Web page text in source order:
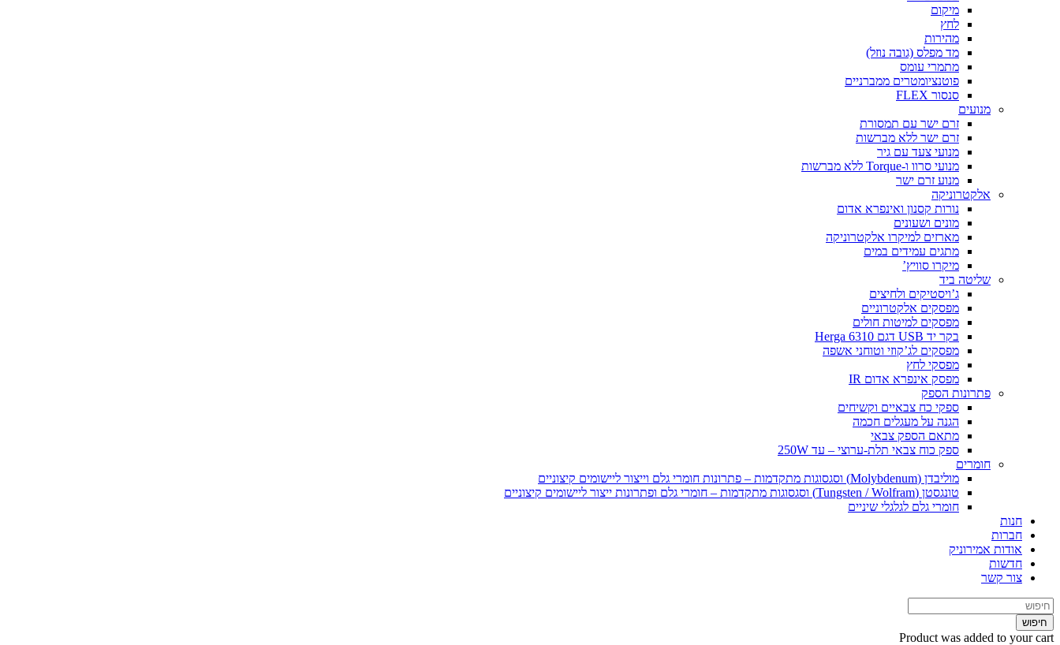
מיקום
לחץ
מהירות
מד מפלס (גובה נוזל)
מתמרי עומס
פוטנציומטרים ממברניים
סנסור FLEX
מנועים
זרם ישר עם תמסורת
זרם ישר ללא מברשות
מנועי צעד עם גיר
מנועי סרוו ו-Torque ללא מברשות
מנוע זרם ישר
אלקטרוניקה
נורות קסנון ואינפרא אדום
מונים ושעונים
מארזים למיקרו אלקטרוניקה
מתגים עמידים במים
מיקרו סוויץ’
שליטה ביד
ג’ויסטיקים ולחיצים
מפסקים אלקטרוניים
מפסקים למיטות חולים
בקר יד USB דגם Herga 6310
מפסקים לג’קוזי וטוחני אשפה
מפסקי לחץ
מפסק אינפרא אדום IR
פתרונות הספק
ספקי כח צבאיים וקשיחים
הגנה על מעגלים חכמה
מתאם הספק צבאי
ספק כוח צבאי תלת-ערוצי – עד 250W
חומרים
מוליבדן (Molybdenum) וסגסוגות מתקדמות – פתרונות חומרי גלם וייצור ליישומים קיצוניים
טונגסטן (Tungsten / Wolfram) וסגסוגות מתקדמות – חומרי גלם ופתרונות ייצור ליישומים קיצוניים
חומרי גלם לגלגלי שיניים
חנות
חברות
אודות אמירוניק
חדשות
צור קשר
חיפוש
Product was added to your cart